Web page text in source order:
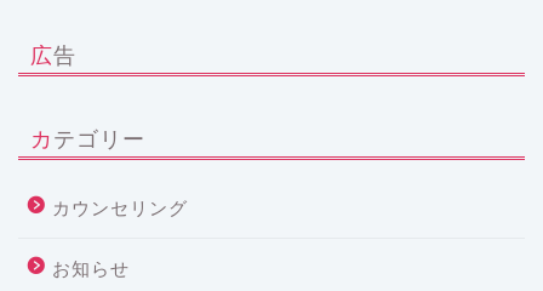
広告
カテゴリー
カウンセリング
お知らせ